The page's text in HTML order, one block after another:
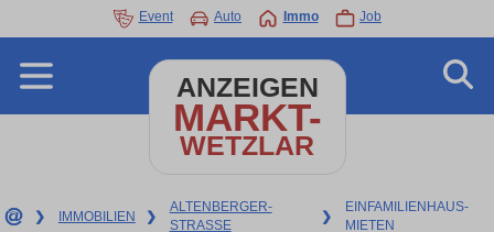
Event Auto Immo Job
ANZEIGEN
MARKT-
WETZLAR
❯ IMMOBILIEN ❯
ALTENBERGER-
STRASSE
❯
EINFAMILIENHAUS-
MIETEN